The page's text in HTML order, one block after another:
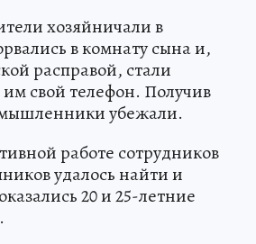
хозяйничали в
в комнату сына и,
расправой, стали
им свой телефон. Получив
убежали.
работе сотрудников
удалось найти и
20 и 25-летние